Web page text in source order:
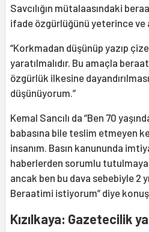
Savcılığın mütalaasındaki
ifade özgürlüğünü yeterince
“Korkmadan düşünüp yazıp
yaratılmalıdır. Bu amaçla
özgürlük ilkesine
düşünüyorum.”
Kemal Sancılı da “Ben 70
babasına bile teslim etmeyen
insanım. Basın kanununda
haberlerden sorumlu
ancak ben bu dava sebebiyle 2
Beraatimi istiyorum” diye
Kızılkaya: Gazetecilik